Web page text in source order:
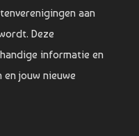
aan
Deze
informatie en
jouw nieuwe